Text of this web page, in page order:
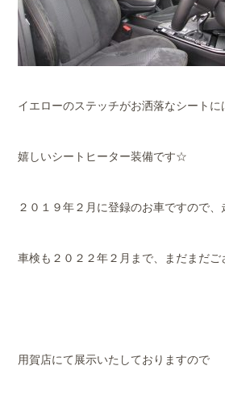
イエローのステッチがお洒落なシートに
嬉しいシートヒーター装備です☆
２０１９年２月に登録のお車ですので
車検も２０２２年２月まで、まだまだご
用賀店にて展示いたしておりますので